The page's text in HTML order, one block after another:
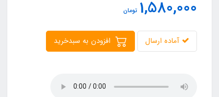
1,580,000 تومان
آماده ارسال